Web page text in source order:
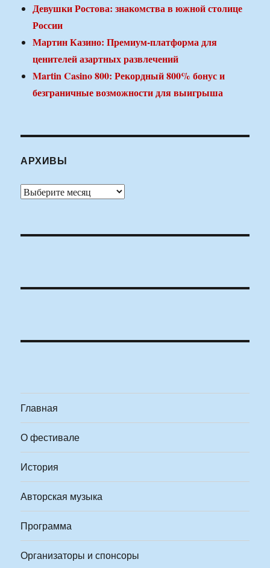
Девушки Ростова: знакомства в южной столице
России
Мартин Казино: Премиум-платформа для
ценителей азартных развлечений
Martin Casino 800: Рекордный 800% бонус и
безграничные возможности для выигрыша
АРХИВЫ
Архивы
Главная
О фестивале
История
Авторская музыка
Программа
Организаторы и спонсоры